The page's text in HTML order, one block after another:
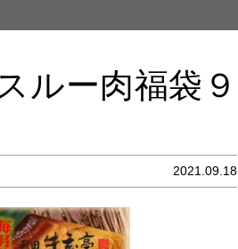
ルー肉福袋９
2021.09.18